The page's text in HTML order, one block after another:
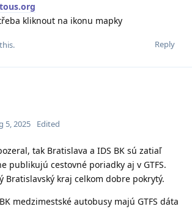
kliknout na ikonu mapky
Reply
5, 2025 Edited
tak Bratislava a IDS BK sú zatiaľ
publikujú cestovné poriadky aj v GTFS.
Bratislavský kraj celkom dobre pokrytý.
medzimestské autobusy majú GTFS dáta